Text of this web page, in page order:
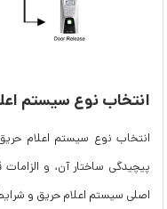
انتخاب نوع سیستم
انتخاب نوع سیستم اعلام
پیچیدگی ساختار آن، و
اصلی سیستم اعلام حریق و